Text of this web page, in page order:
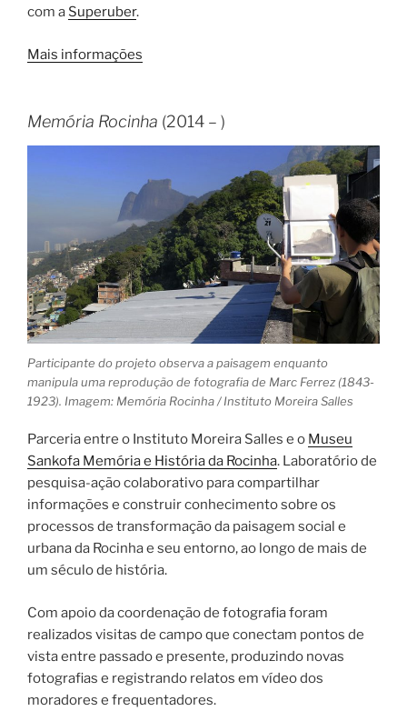
com a Superuber.
Mais informações
Memória Rocinha (2014 – )
Participante do projeto observa a paisagem enquanto
manipula uma reprodução de fotografia de Marc Ferrez (1843-
1923). Imagem: Memória Rocinha / Instituto Moreira Salles
Parceria entre o Instituto Moreira Salles e o Museu
Sankofa Memória e História da Rocinha. Laboratório de
pesquisa-ação colaborativo para compartilhar
informações e construir conhecimento sobre os
processos de transformação da paisagem social e
urbana da Rocinha e seu entorno, ao longo de mais de
um século de história.
Com apoio da coordenação de fotografia foram
realizados visitas de campo que conectam pontos de
vista entre passado e presente, produzindo novas
fotografias e registrando relatos em vídeo dos
moradores e frequentadores.